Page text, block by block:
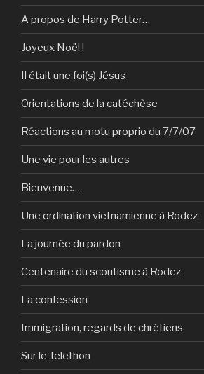
A propos de Harry Potter…
Joyeux Noël !
Il était une foi(s) Jésus
Orientations de la catéchèse
Réactions au motu proprio du 7/7/07
Une vie pour les autres
Bienvenue…
Une ordination vietnamienne à Rodez
La journée du pardon
Centenaire du scoutisme à Rodez
La confession
Immigration, regards de chrétiens
Sur le Telethon